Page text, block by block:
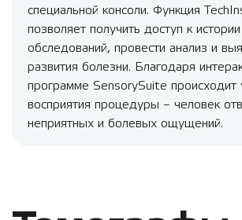
специальной консоли. Функция
позволяет получить доступ к
обследований, провести анализ и
развития болезни. Благодаря
программе SensorySuite происходит
восприятия процедуры – человек
неприятных и болевых ощущений.